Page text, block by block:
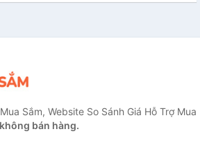
Sắm, Website So Sánh Giá Hỗ Trợ Mua
bán hàng.